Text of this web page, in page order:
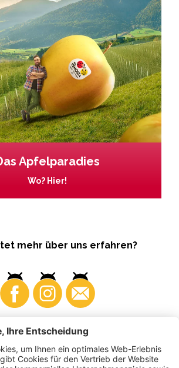
Apfelparadies
Wo? Hier!
mehr über uns erfahren?
Produzenten